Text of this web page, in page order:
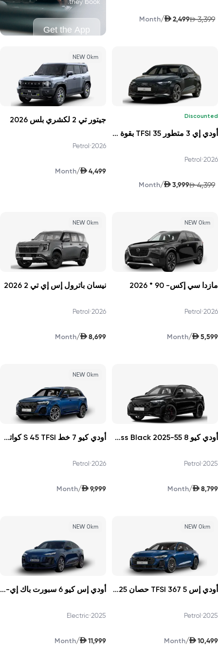
AED 3,399
AED 2,499
/
Month
Get the App
Discounted
أودي إي 3 متطور 35 TFSI بقوة 150 حصانًا 2026
2026
•
Petrol
AED 4,399
AED 3,999
/
Month
NEW 0km
جيتور تي 2 لكشري بلس 2026
2026
•
Petrol
AED 4,499
/
Month
NEW 0km
مازدا سي إكس- 90 * 2026
2026
•
Petrol
AED 5,599
/
Month
NEW 0km
نيسان باترول إس إي تي 2 2026
2026
•
Petrol
AED 8,699
/
Month
أودي كيو 8 55-TFSI Progress Black 2025
2025
•
Petrol
AED 8,799
/
Month
NEW 0km
أودي كيو 7 خط S 45 TFSI كواترو 252 حصان الإصدار الأول 2026
2026
•
Petrol
AED 9,999
/
Month
NEW 0km
أودي إس 5 TFSI 367 حصان 2025
2025
•
Petrol
AED 10,499
/
Month
NEW 0km
أودي إس كيو 6 سبورت باك إي-ترون 2025
2025
•
Electric
AED 11,999
/
Month